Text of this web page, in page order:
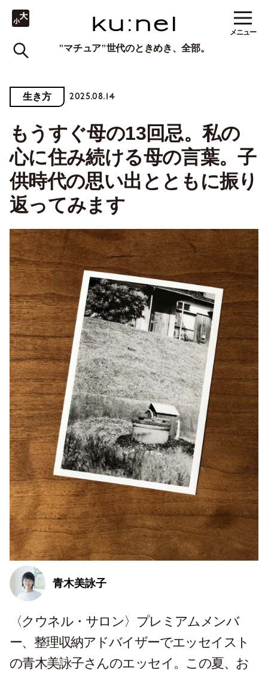
"マチュア"世代のときめき、全部。
メニュー
生き方 2025.08.14
もうすぐ母の13回忌。私の
心に住み続ける母の言葉。子
供時代の思い出とともに振り
返ってみます
青木美詠子
〈クウネル・サロン〉プレミアムメンバ
ー、整理収納アドバイザーでエッセイスト
の青木美詠子さんのエッセイ。この夏、お